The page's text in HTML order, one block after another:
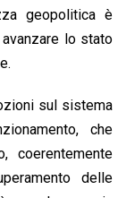
geopolitica è
lo stato
sul sistema
che
coerentemente
delle